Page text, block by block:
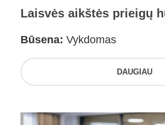
Laisvės aikštės prieigų
Būsena: Vykdomas
DAUGIAU